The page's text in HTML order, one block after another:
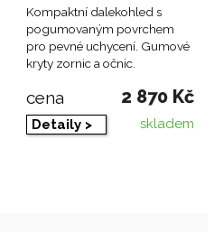
Kompaktní dalekohled s
pogumovaným povrchem
pro pevné uchycení. Gumové
kryty zornic a očnic.
cena 2 870 Kč
Detaily > skladem